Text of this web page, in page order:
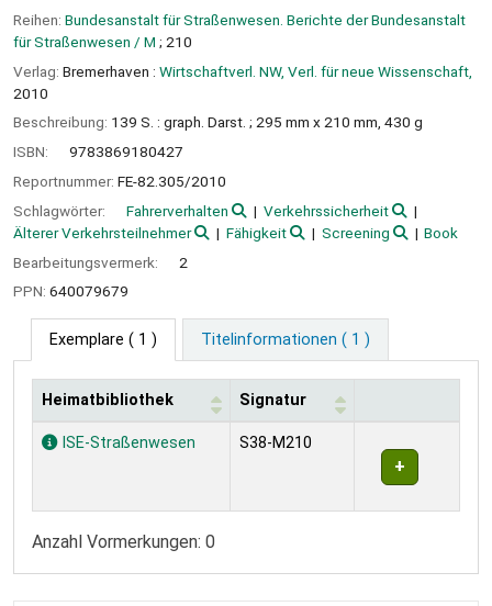
Reihen: Bundesanstalt für Straßenwesen. Berichte der Bundesanstalt
für Straßenwesen / M ; 210
Verlag: Bremerhaven : Wirtschaftverl. NW, Verl. für neue Wissenschaft,
2010
Beschreibung: 139 S. : graph. Darst. ; 295 mm x 210 mm, 430 g
ISBN:
9783869180427
Reportnummer: FE-82.305/2010
Schlagwörter:
Fahrerverhalten
Verkehrssicherheit
Älterer Verkehrsteilnehmer
Fähigkeit Screening
Book
Bearbeitungsvermerk:
2
PPN: 640079679
Exemplare ( 1 ) Titelinformationen ( 1 )
Exemplare
Heimatbibliothek Signatur
ISE-Straßenwesen S38-M210
Anzahl Vormerkungen: 0